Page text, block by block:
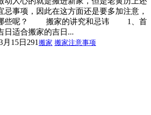
忌事项，因此在这方面还是要多加注意，
哪些呢？ 搬家的讲究和忌讳 1、首
日适合搬家的吉日...
月15日 291 搬家 搬家注意事项